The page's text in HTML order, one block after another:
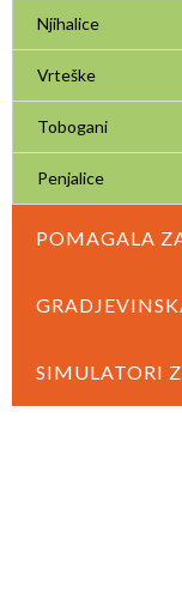
Njihalice
Vrteške
Tobogani
Penjalice
POMAGALA
SIMULATORI